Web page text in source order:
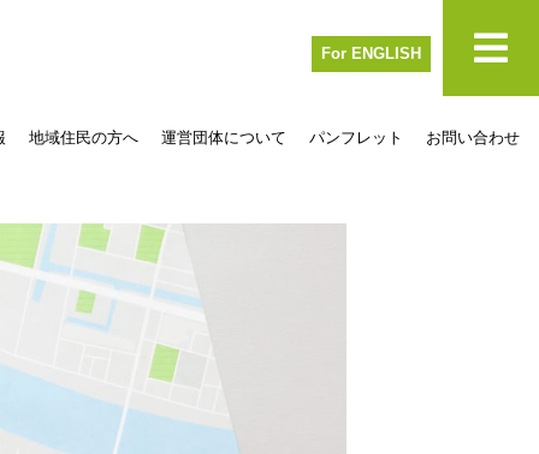
地域住民の方へ 運営団体について パンフレット お問い合わせ
For ENGLISH